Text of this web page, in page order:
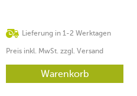
Lieferung in 1-2 Werktagen
Preis inkl. MwSt. zzgl. Versand
Warenkorb